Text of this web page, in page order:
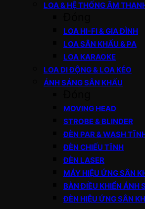
LOA & HỆ THỐNG ÂM
LOA HI-FI & GIA ĐÌNH
LOA SÂN KHẤU & PA
LOA KARAOKE
LOA DI ĐỘNG & LOA KÉO
ÁNH SÁNG SÂN KHẤU
MOVING HEAD
STROBE & BLINDER
ĐÈN PAR & WASH
ĐÈN CHIẾU TĨNH
ĐÈN LASER
MÁY HIỆU ỨNG SÂN
BÀN ĐIỀU KHIỂN ÁNH
ĐÈN HIỆU ỨNG SÂN